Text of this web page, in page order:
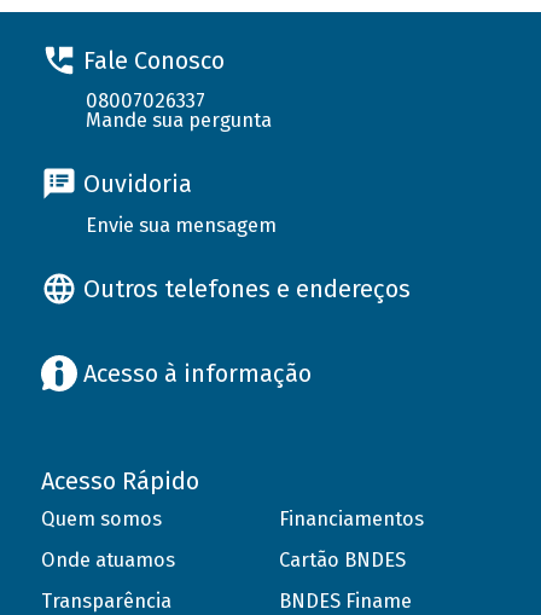
Fale Conosco
08007026337
Mande sua pergunta
Ouvidoria
Envie sua mensagem
Outros telefones e endereços
Acesso à informação
Acesso Rápido
Quem somos
Onde atuamos
Transparência
Financiamentos
Cartão BNDES
BNDES Finame